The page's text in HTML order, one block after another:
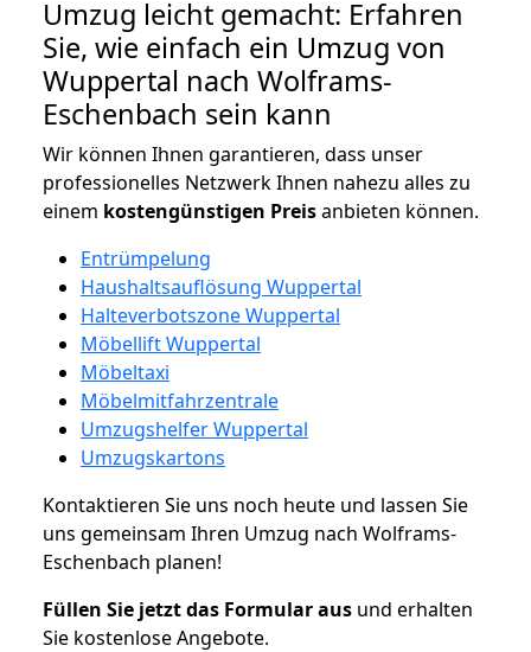
Umzug leicht gemacht: Erfahren
Sie, wie einfach ein Umzug von
Wuppertal nach Wolframs-
Eschenbach sein kann
Wir können Ihnen garantieren, dass unser
professionelles Netzwerk Ihnen nahezu alles zu
einem kostengünstigen Preisanbieten können.
Entrümpelung
Haushaltsauflösung Wuppertal
Halteverbotszone Wuppertal
Möbellift Wuppertal
Möbeltaxi
Möbelmitfahrzentrale
Umzugshelfer Wuppertal
Umzugskartons
Kontaktieren Sie uns noch heute und lassen Sie
uns gemeinsam Ihren Umzug nach Wolframs-
Eschenbach planen!
Füllen Sie jetzt das Formular aus und erhalten
Sie kostenlose Angebote.